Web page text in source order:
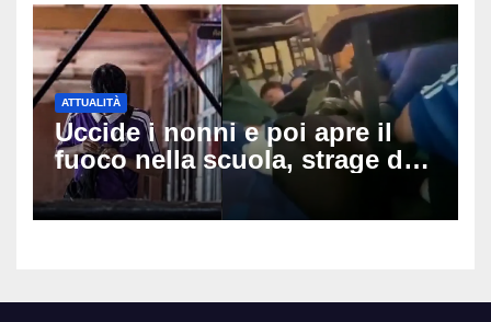
ATTUALITÀ
Uccide i nonni e poi apre il
fuoco nella scuola, strage di
insegnanti: il possibile
movente dietro il massacro in